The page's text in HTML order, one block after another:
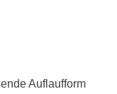
Auflaufform